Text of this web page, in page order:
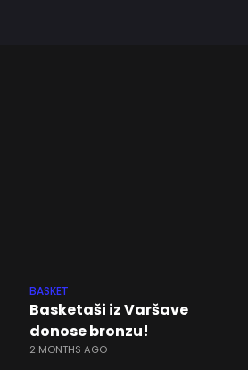
BASKET
Basketaši iz Varšave
donose bronzu!
2 MONTHS AGO